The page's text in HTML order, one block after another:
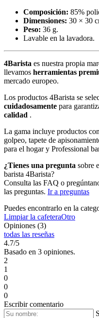
Composición: 85%
Dimensiones: 30 × 30
Peso: 36 g.
Lavable en la lavadora.
4Barista es nuestra propia
llevamos herramientas
mercado europeo.
Los productos 4Barista se
cuidadosamente para
calidad .
La gama incluye productos
golpeo, tapete de
para el hogar y Professional
¿Tienes una pregunta sobre
barista 4Barista?
Consulta las FAQ o
las preguntas. Ir a preguntas
Puedes encontrarlo en la
Limpiar la cafeteraOtro
Opiniones (3)
todas las reseñas
4.7/5
Basado en 3 opiniones.
2
1
0
0
0
Escribir comentario